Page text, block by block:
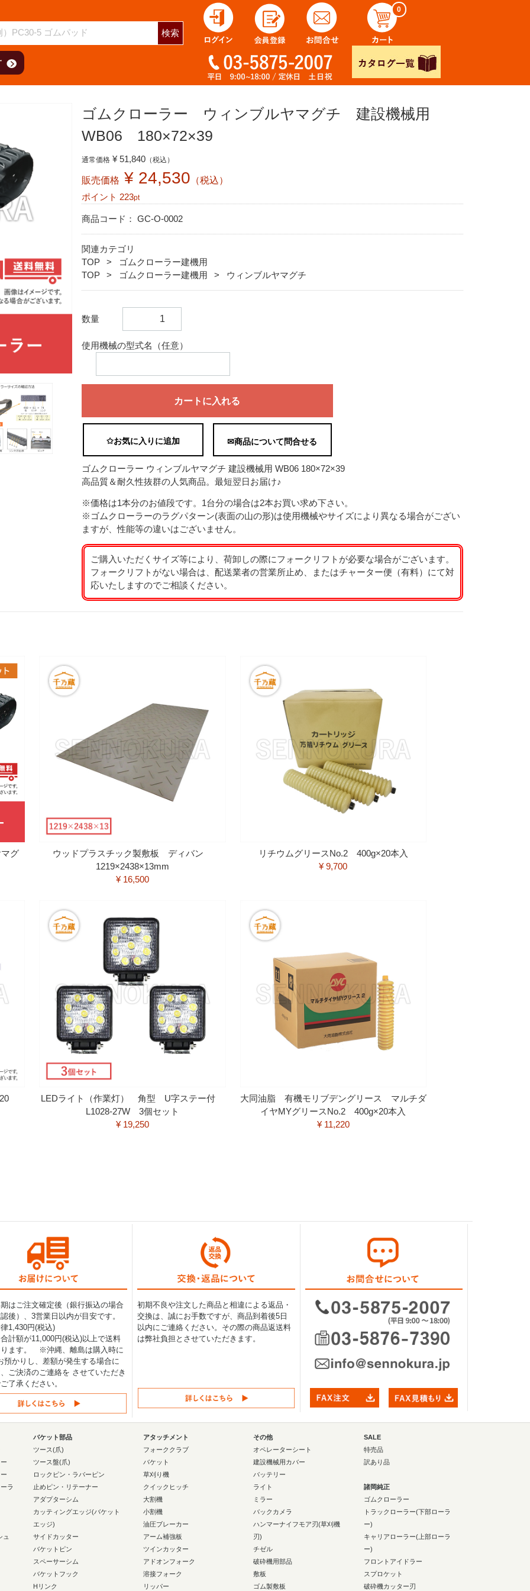
検索
0
ゴムクローラー ウィンブルヤマグチ 建設機械用
WB06 180×72×39
通常価格 ¥ 51,840（税込）
販売価格 ¥ 24,530 （税込）
ポイント 223pt
商品コード： GC-O-0002
関連カテゴリ
TOP
ゴムクローラー建機用
TOP
ゴムクローラー建機用 ウィンブルヤマグチ
数量
使用機械の型式名（任意）
カートに入れる
✩お気に入りに追加 ✉商品について問合せる
ゴムクローラー ウィンブルヤマグチ 建設機械用 WB06 180×72×39
高品質＆耐久性抜群の人気商品。最短翌日お届け♪
※価格は1本分のお値段です。1台分の場合は2本お買い求め下さい。
※ゴムクローラーのラグパターン(表面の山の形)は使用機械やサイズにより異なる場合がござい
ますが、性能等の違いはございません。
ご購入いただくサイズ等により、荷卸しの際にフォークリフトが必要な場合がございます。
フォークリフトがない場合は、配送業者の営業所止め、またはチャーター便（有料）にて対
応いたしますのでご相談ください。
グ
ウッドプラスチック製敷板 ディバン
1219×2438×13mm
¥ 16,500
リチウムグリースNo.2 400g×20本入
¥ 9,700
LEDライト（作業灯） 角型 U字ステー付
L1028-27W 3個セット
¥ 19,250
大同油脂 有機モリブデングリース マルチダ
イヤMYグリースNo.2 400g×20本入
¥ 11,220
はご注文確定後（銀行振込の場合
後）、3営業日以内が目安です。
1,430円(税込)
計額が11,000円(税込)以上で送料
ります。 ※沖縄、離島は購入時に
預かりし、差額が発生する場合に
ご決済のご連絡を させていただき
了承ください。
初期不良や注文した商品と相違による返品・
交換は、誠にお手数ですが、商品到着後5日
以内にご連絡ください。その際の商品返送料
は弊社負担とさせていただきます。
ラ
ュ
バケット部品
ツース(爪)
ツース盤(爪)
ロックピン・ラバーピン
止めピン・リテーナー
アダプターシム
カッティングエッジ(バケット
エッジ)
サイドカッター
バケットピン
スペーサーシム
バケットフック
Hリンク
アタッチメント
フォーククラブ
バケット
草刈り機
クイックヒッチ
大割機
小割機
油圧ブレーカー
アーム補強板
ツインカッター
アドオンフォーク
溶接フォーク
リッパー
その他
オペレーターシート
建設機械用カバー
バッテリー
ライト
ミラー
バックカメラ
ハンマーナイフモア刃(草刈機
刃)
チゼル
破砕機用部品
敷板
ゴム製敷板
SALE
特売品
訳あり品
諸岡純正
ゴムクローラー
トラックローラー(下部ローラ
ー)
キャリアローラー(上部ローラ
ー)
フロントアイドラー
スプロケット
破砕機カッター刃